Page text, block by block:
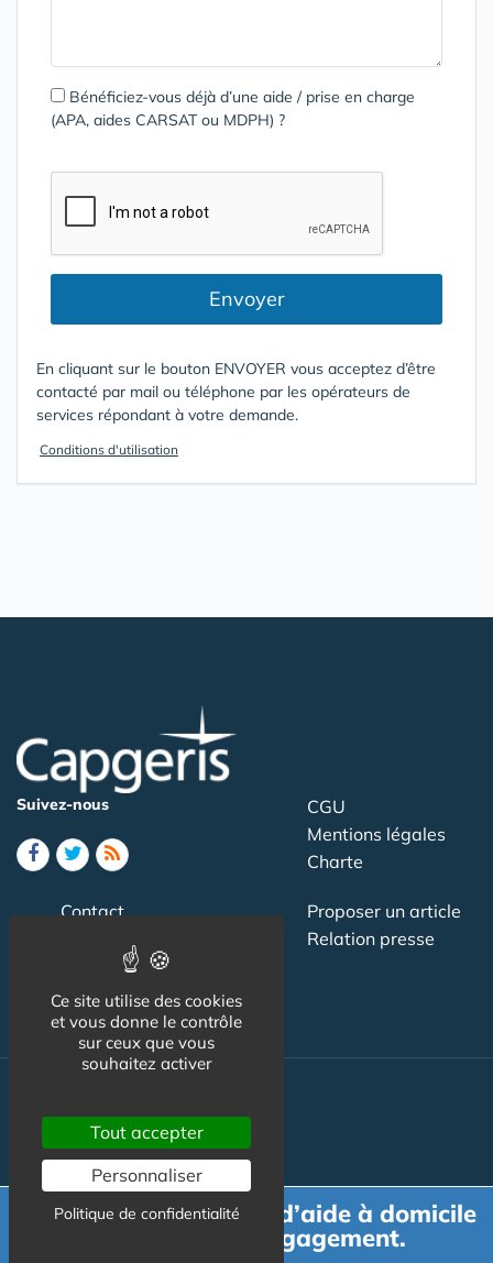
Bénéficiez-vous déjà d’une aide / prise en charge
(APA, aides CARSAT ou MDPH) ?
Envoyer
En cliquant sur le bouton ENVOYER vous acceptez d’être
contacté par mail ou téléphone par les opérateurs de
services répondant à votre demande.
Conditions d'utilisation
Suivez-nous
CGU
Mentions légales
Charte
Contact
Publicité
Proposer un article
Relation presse
Actualité
Maisons de retraite
Résidences Service
Demande de devis d’aide à domicile
gratuit et sans engagement.
Ce site utilise des cookies
et vous donne le contrôle
sur ceux que vous
souhaitez activer
Tout accepter
Personnaliser
Politique de confidentialité